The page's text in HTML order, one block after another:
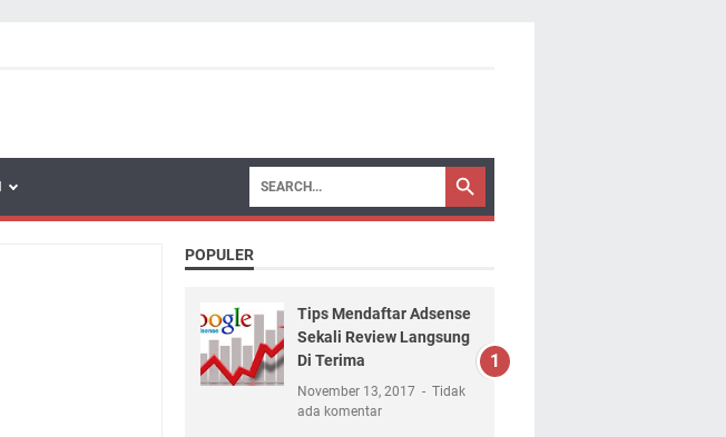
POPULER
Tips Mendaftar Adsense
Sekali Review Langsung
Di Terima
November 13, 2017
Tidak
ada komentar